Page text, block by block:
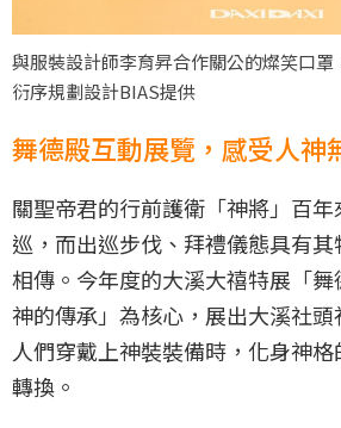
與服裝設計師李育昇合作關公的燦笑口
衍序規劃設計BIAS提供
舞德殿互動展覽，感受人神
關聖帝君的行前護衛「神將」百
巡，而出巡步伐、拜禮儀態具有
相傳。今年度的大溪大禧特展「
神的傳承」為核心，展出大溪社
人們穿戴上神裝裝備時，化身神
轉換。